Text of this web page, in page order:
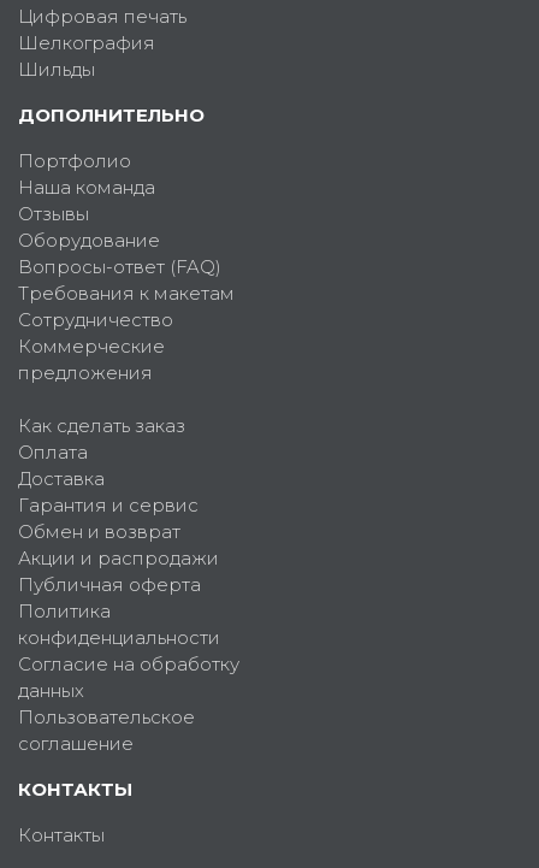
Цифровая печать
Шелкография
Шильды
ДОПОЛНИТЕЛЬНО
Портфолио
Наша команда
Отзывы
Оборудование
Вопросы-ответ (FAQ)
Требования к макетам
Сотрудничество
Коммерческие
предложения
Как сделать заказ
Оплата
Доставка
Гарантия и сервис
Обмен и возврат
Акции и распродажи
Публичная оферта
Политика
конфиденциальности
Согласие на обработку
данных
Пользовательское
соглашение
КОНТАКТЫ
Контакты